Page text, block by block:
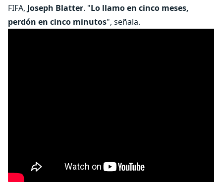
FIFA, Joseph Blatter. "Lo llamo en cinco meses,
perdón en cinco minutos", señala.